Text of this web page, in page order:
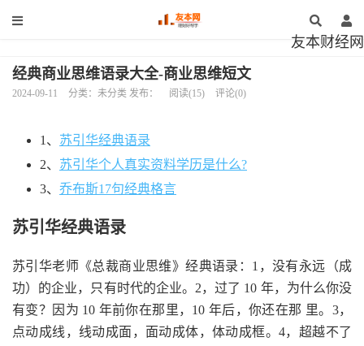
友本财经网
经典商业思维语录大全-商业思维短文
2024-09-11 分类：未分类 发布： 阅读(15) 评论(0)
1、 苏引华经典语录
2、 苏引华个人真实资料学历是什么?
3、 乔布斯17句经典格言
苏引华经典语录
苏引华老师《总裁商业思维》经典语录：1，没有永远（成
功）的企业，只有时代的企业。2，过了 10 年，为什么你没
有变？因为 10 年前你在那里，10 年后，你还在那 里。3，
点动成线，线动成面，面动成体，体动成框。4，超越不了